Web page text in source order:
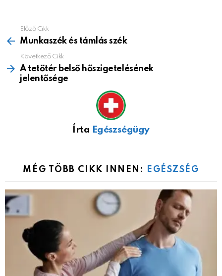
more
Előző Cikk
Munkaszék és támlás szék
Következő Cikk
A tetőtér belső hőszigetelésének
jelentősége
Írta Egészségügy
MÉG TÖBB CIKK INNEN: EGÉSZSÉG